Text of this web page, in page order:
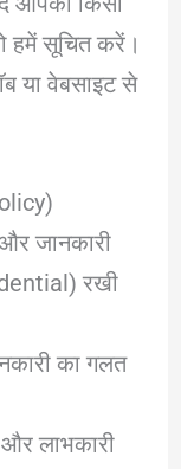
हमें सूचित करें।
या वेबसाइट से
जानकारी
रखी
का गलत
और लाभकारी